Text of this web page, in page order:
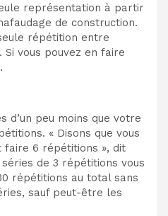
représentation à partir
de construction.
répétition entre
Si vous pouvez en faire
d’un peu moins que votre
« Disons que vous
6 répétitions », dit
de 3 répétitions vous
répétitions au total sans
sauf peut-être les